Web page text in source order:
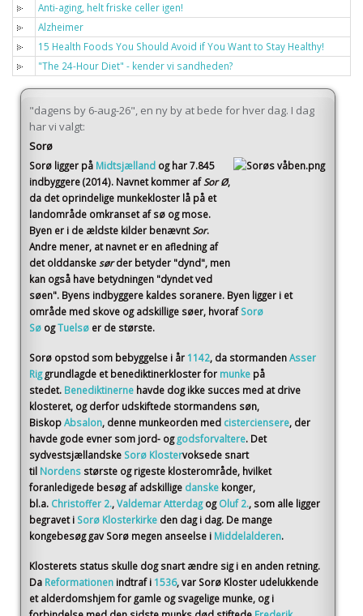
Anti-aging, helt friske celler igen!
Alzheimer
15 Health Foods You Should Avoid if You Want to Stay Healthy!
"The 24-Hour Diet" - kender vi sandheden?
"dagens by 6-aug-26", en ny by at bede for hver dag. I dag
har vi valgt:
Sorø
Sorø ligger på Midtsjælland og har 7.845
indbyggere (2014). Navnet kommer af Sor Ø,
da det oprindelige munkekloster lå på et
landområde omkranset af sø og mose.
Byen er i de ældste kilder benævnt Sor.
Andre mener, at navnet er en afledning af
det olddanske sør der betyder "dynd", men
kan også have betydningen "dyndet ved
søen". Byens indbyggere kaldes soranere. Byen ligger i et
område med skove og adskillige søer, hvoraf Sorø
Sø ogTuelsø er de største.
Sorø opstod som bebyggelse i år 1142, da stormandenAsser
Rig grundlagde et benediktinerkloster for munke på
stedet. Benediktinerne havde dog ikke succes med at drive
klosteret, og derfor udskiftede stormandens søn,
BiskopAbsalon, denne munkeorden med cisterciensere, der
havde gode evner som jord- og godsforvaltere. Det
sydvestsjællandske Sorø Klostervoksede snart
til Nordens største og rigeste klosterområde, hvilket
foranledigede besøg af adskillige danske konger,
bl.a. Christoffer 2.,Valdemar Atterdag og Oluf 2., som alle ligger
begravet i Sorø Klosterkirke den dag i dag. De mange
kongebesøg gav Sorø megen anseelse i Middelalderen.
Klosterets status skulle dog snart ændre sig i en anden retning.
Da Reformationen indtraf i 1536, var Sorø Kloster udelukkende
et alderdomshjem for gamle og svagelige munke, og i